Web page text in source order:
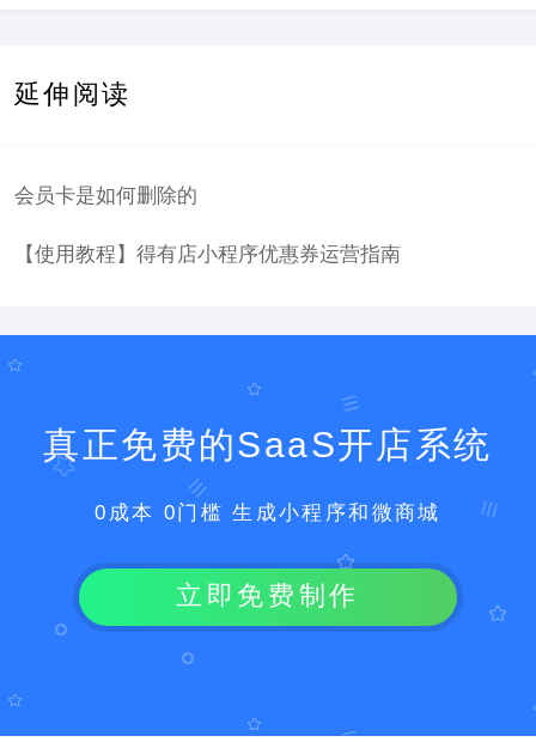
延伸阅读
会员卡是如何删除的
【使用教程】得有店小程序优惠券运营指南
真正免费的SaaS开店系统
0成本 0门槛 生成小程序和微商城
立即免费制作